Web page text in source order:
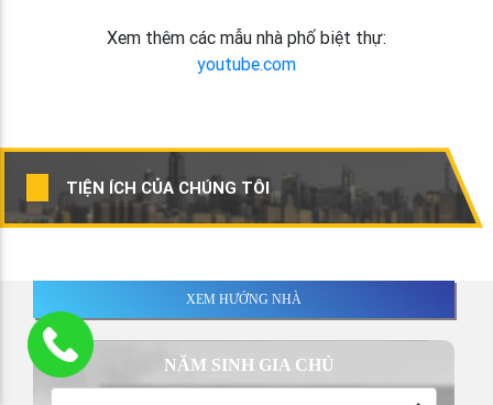
Xem thêm các mẫu nhà phố biệt thự:
youtube.com
TIỆN ÍCH CỦA CHÚNG TÔI
XEM HƯỚNG NHÀ
NĂM SINH GIA CHỦ